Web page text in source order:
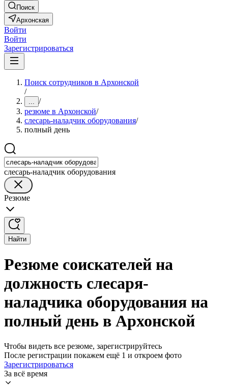
Поиск
Архонская
Войти
Войти
Зарегистрироваться
Поиск сотрудников в Архонской
/
... /
резюме в Архонской/
слесарь-наладчик оборудования/
полный день
слесарь-наладчик оборудования
Резюме
Найти
Резюме соискателей на
должность слесаря-
наладчика оборудования на
полный день в Архонской
Чтобы видеть все резюме, зарегистрируйтесь
После регистрации покажем ещё 1 и откроем фото
Зарегистрироваться
За всё время